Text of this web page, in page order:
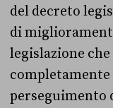
del decreto
di
legislazione
perseguimento